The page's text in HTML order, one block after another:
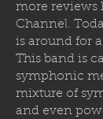
more reviews
Channel.
is around for
This band is
symphonic
mixture of
and even